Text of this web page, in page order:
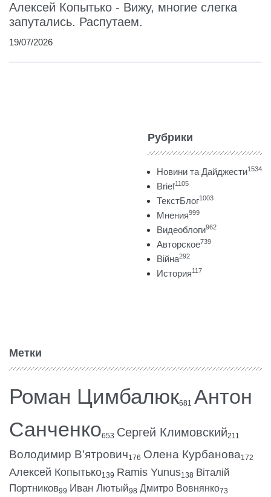
Алексей Копытько - Вижу, многие слегка
запутались. Распутаем.
19/07/2026
Рубрики
Новини та Дайджести1534
Brief1105
ТекстБлог1003
Мнения999
Видеоблоги962
Авторское739
Війна292
История117
Метки
Роман Цимбалюк681 Антон
Санченко653 Сергей Климовский211
Володимир В’ятрович176 Олена Курбанова172
Алексей Копытько139 Ramis Yunus138 Віталій
Портников99 Иван Лютый98 Дмитро Вовнянко73